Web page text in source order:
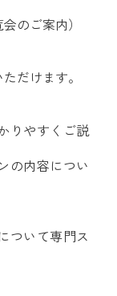
のご案内）
だけます。
りやすくご説
の内容につい
ついて専門ス